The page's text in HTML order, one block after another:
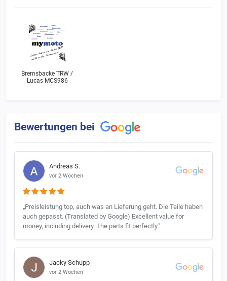
Bremsbacke TRW /
Lucas MCS986
Bewertungen bei
Andreas S.
vor 2 Wochen
„Preisleistung top, auch was an Lieferung geht. Die Teile haben
auch gepasst. (Translated by Google) Excellent value for
money, including delivery. The parts fit perfectly."
Jacky Schupp
vor 2 Wochen